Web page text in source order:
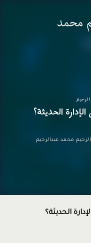
الحديثة؟
محمد عبدالرحيم
الحديثة؟